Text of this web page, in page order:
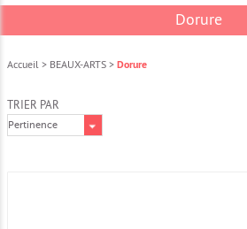
Dorure
Accueil > BEAUX-ARTS > Dorure
TRIER PAR